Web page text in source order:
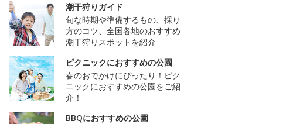
潮干狩りガイド
旬な時期や準備するもの、採り
方のコツ、全国各地のおすすめ
潮干狩りスポットを紹介
ピクニックにおすすめの公園
春のおでかけにぴったり！ピク
ニックにおすすめの公園をご紹
介！
BBQにおすすめの公園